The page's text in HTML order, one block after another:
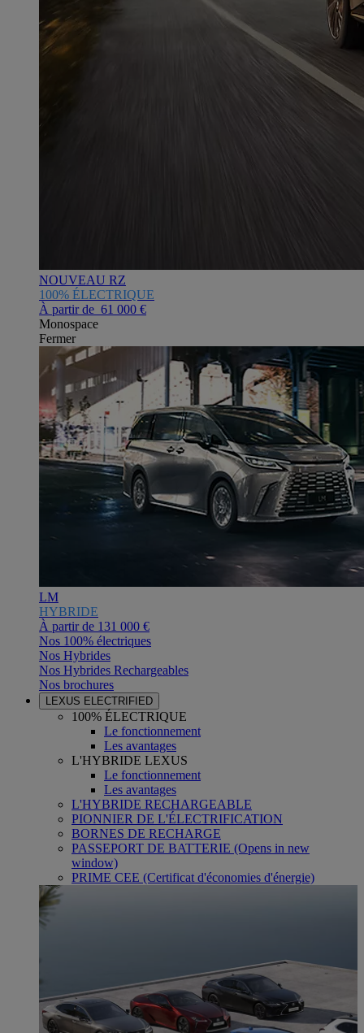
NOUVEAU RZ
100% ÉLECTRIQUE
À partir de 61 000 €
Monospace
Fermer
LM
HYBRIDE
À partir de 131 000 €
Nos 100% électriques
Nos Hybrides
Nos Hybrides Rechargeables
Nos brochures
LEXUS ELECTRIFIED
100% ÉLECTRIQUE
Le fonctionnement
Les avantages
L'HYBRIDE LEXUS
Le fonctionnement
Les avantages
L'HYBRIDE RECHARGEABLE
PIONNIER DE L'ÉLECTRIFICATION
BORNES DE RECHARGE
PASSEPORT DE BATTERIE (Opens in new
window)
PRIME CEE (Certificat d'économies d'énergie)